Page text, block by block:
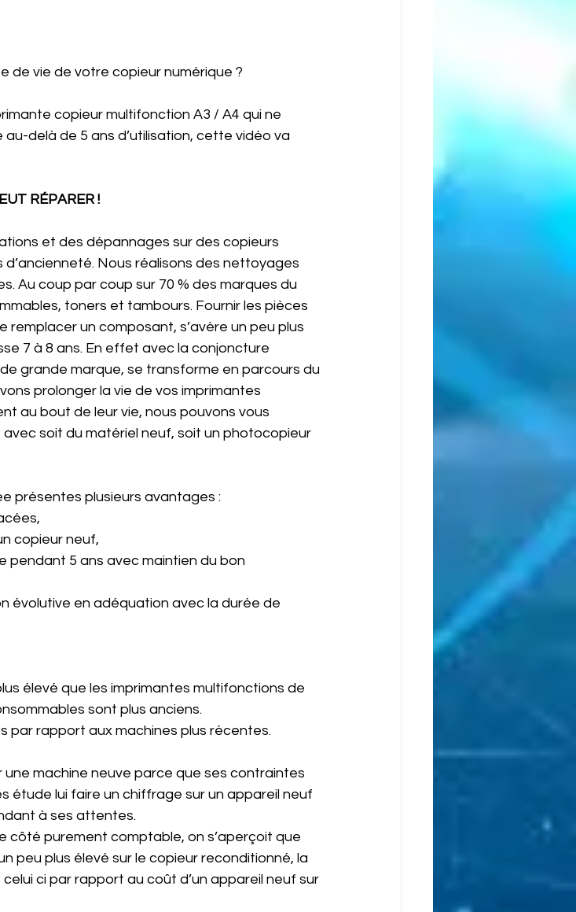
durée de vie de votre copieur numérique ?
copieur multifonction A3 / A4 qui ne
delà de 5 ans d’utilisation, cette vidéo va
RÉPARER !
et des dépannages sur des copieurs
Nous réalisons des nettoyages
Au coup par coup sur 70 % des marques du
toners et tambours. Fournir les pièces
un composant, s’avère un peu plus
7 à 8 ans. En effet avec la conjoncture
grande marque, se transforme en parcours du
prolonger la vie de vos imprimantes
au bout de leur vie, nous pouvons vous
soit du matériel neuf, soit un photocopieur
présentes plusieurs avantages :
copieur neuf,
pendant 5 ans avec maintien du bon
évolutive en adéquation avec la durée de
élevé que les imprimantes multifonctions de
sont plus anciens.
par rapport aux machines plus récentes.
machine neuve parce que ses contraintes
étude lui faire un chiffrage sur un appareil neuf
à ses attentes.
côté purement comptable, on s’aperçoit que
peu plus élevé sur le copieur reconditionné, la
ci par rapport au coût d’un appareil neuf sur